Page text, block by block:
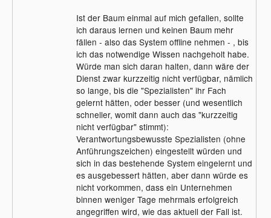
Ist der Baum einmal auf mich gefallen, sollte
ich daraus lernen und keinen Baum mehr
fällen - also das System offline nehmen - , bis
ich das notwendige Wissen nachgeholt habe.
Würde man sich daran halten, dann wäre der
Dienst zwar kurzzeitig nicht verfügbar, nämlich
so lange, bis die "Spezialisten" ihr Fach
gelernt hätten, oder besser (und wesentlich
schneller, womit dann auch das "kurzzeitig
nicht verfügbar" stimmt):
Verantwortungsbewusste Spezialisten (ohne
Anführungszeichen) eingestellt würden und
sich in das bestehende System eingelernt und
es ausgebessert hätten, aber dann würde es
nicht vorkommen, dass ein Unternehmen
binnen weniger Tage mehrmals erfolgreich
angegriffen wird, wie das aktuell der Fall ist.